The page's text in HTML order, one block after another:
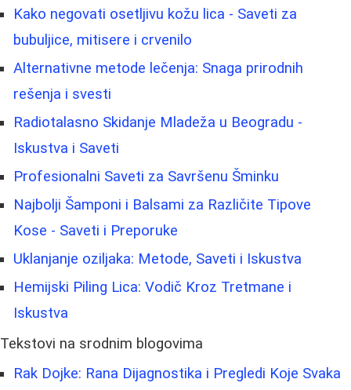
Kako negovati osetljivu kožu lica - Saveti za
bubuljice, mitisere i crvenilo
Alternativne metode lečenja: Snaga prirodnih
rešenja i svesti
Radiotalasno Skidanje Mladeža u Beogradu -
Iskustva i Saveti
Profesionalni Saveti za Savršenu Šminku
Najbolji Šamponi i Balsami za Različite Tipove
Kose - Saveti i Preporuke
Uklanjanje oziljaka: Metode, Saveti i Iskustva
Hemijski Piling Lica: Vodič Kroz Tretmane i
Iskustva
Tekstovi na srodnim blogovima
Rak Dojke: Rana Dijagnostika i Pregledi Koje Svaka